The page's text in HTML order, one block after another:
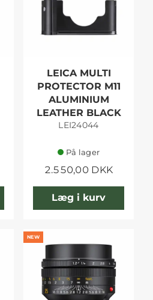
LEICA MULTI
PROTECTOR M11
ALUMINIUM
LEATHER BLACK
LEI24044
På lager
2.550,00 DKK
Læg i kurv
NEW